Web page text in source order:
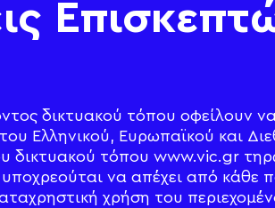
δικτυακού τόπου οφείλουν
Ελληνικού, Ευρωπαϊκού και
δικτυακού τόπου www.vic.gr
να απέχει από κάθε
χρήση του